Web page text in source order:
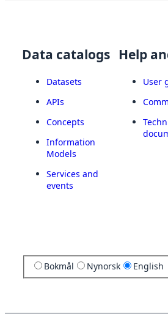
Data catalogs
Datasets
APIs
Concepts
Information
Models
Services and
events
Help
User
Bokmål Nynorsk English